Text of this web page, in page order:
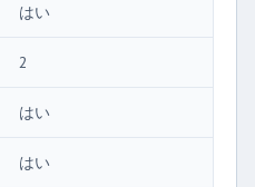
はい
2
はい
はい